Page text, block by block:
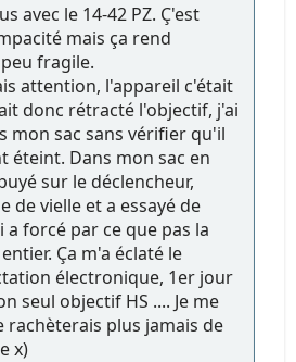
avec le 14-42 PZ. Ç'est
mais ça rend
fragile.
attention, l'appareil c'était
donc rétracté l'objectif, j'ai
mon sac sans vérifier qu'il
éteint. Dans mon sac en
sur le déclencheur,
de vielle et a essayé de
forcé par ce que pas la
Ça m'a éclaté le
électronique, 1er jour
seul objectif HS .... Je me
rachèterais plus jamais de
x)